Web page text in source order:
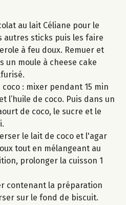
au lait Céliane pour le
autres sticks puis les faire
à feu doux. Remuer et
un moule à cheese cake
: mixer pendant 15 min
l’huile de coco. Puis dans un
de coco, le sucre et le
le lait de coco et l'agar
tout en mélangeant au
prolonger la cuisson 1
contenant la préparation
sur le fond de biscuit.